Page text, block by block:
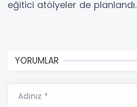
eğitici atölyeler de planlandı.
YORUMLAR
Adınız *